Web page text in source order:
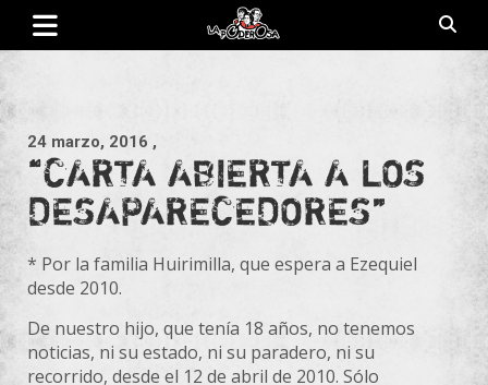
Saltar
contenido
24 marzo, 2016 ,
“CARTA ABIERTA A LOS
DESAPARECEDORES”
* Por la familia Huirimilla, que espera a Ezequiel
desde 2010.
De nuestro hijo, que tenía 18 años, no tenemos
noticias, ni su estado, ni su paradero, ni su
recorrido, desde el 12 de abril de 2010. Sólo